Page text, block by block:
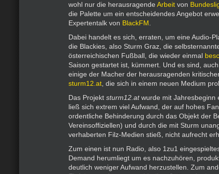
wohl nur die herausragende Arbeit von
die Palette um ein entscheidendes Angebot
Expertentalk von BlackFM
Dabei handelt es sich, erraten, um eine Audio-
die Blackies, also Sturm Graz, die
österreichischen Fußball, die wieder einmal
Saison gestartet ist, kümmert. Und es sind,
einige der Macher der herausragenden
sturm12.at , die sich in einem neuen Medium
Das Projekt sturm12.atwurde mit Jahresbeginn
ließ sich extrem viel Aufwand, der auf hohes
ordentliche Behinderung durch das Objekt der
Vereinsoffiziellen) und durch die mit Sturm
verhaberten Filz-Medien stieß, nicht aufrecht
Zum einen ist nun Radio, also 1zu1
Demand herumliegt um es nachzuhören,
deutlich weniger Aufwand herzustellen. Zum